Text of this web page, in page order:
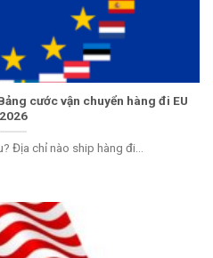
cước vận chuyển hàng đi EU
2026
Địa chỉ nào ship hàng đi...